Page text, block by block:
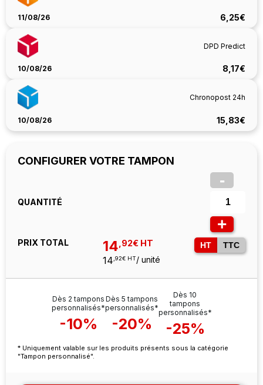
11/08/26 6,25€
10/08/26
DPD Predict
8,17€
10/08/26
Chronopost 24h
15,83€
CONFIGURER VOTRE TAMPON
QUANTITÉ
-
+
PRIX TOTAL 14 ,92€ HT
14 ,92€ HT/ unité
HT TTC
Dès 2 tampons
personnalisés*
-10%
Dès 5 tampons
personnalisés*
-20%
Dès 10
tampons
personnalisés*
-25%
* Uniquement valable sur les produits présents sous la catégorie
"Tampon personnalisé".